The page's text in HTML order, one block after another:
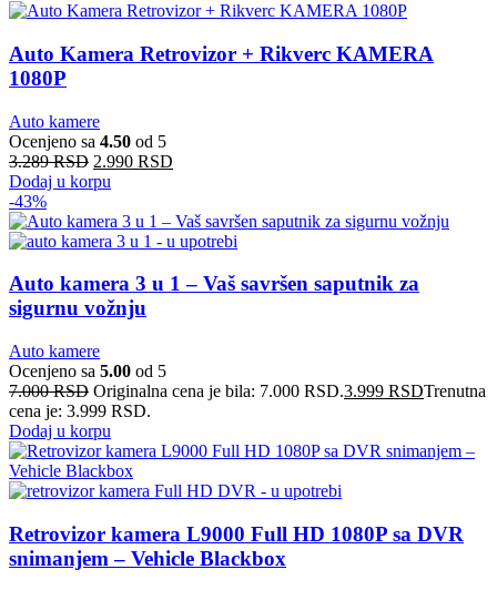
Auto Kamera Retrovizor + Rikverc KAMERA
1080P
Auto kamere
Ocenjeno sa 4.50 od 5
3.289RSD 2.990 RSD
Dodaj u korpu
-43%
Auto kamera 3 u 1 – Vaš savršen saputnik za
sigurnu vožnju
Auto kamere
Ocenjeno sa 5.00 od 5
7.000RSD Originalna cena je bila: 7.000 RSD.3.999 RSDTrenutna
cena je: 3.999 RSD.
Dodaj u korpu
Retrovizor kamera L9000 Full HD 1080P sa DVR
snimanjem – Vehicle Blackbox